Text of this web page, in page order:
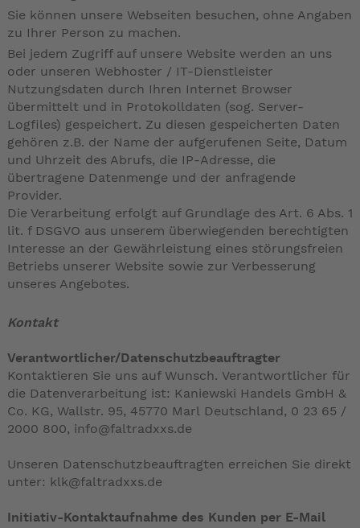
Sie können unsere Webseiten besuchen, ohne Angaben
zu Ihrer Person zu machen.
Bei jedem Zugriff auf unsere Website werden an uns
oder unseren Webhoster / IT-Dienstleister
Nutzungsdaten durch Ihren Internet Browser
übermittelt und in Protokolldaten (sog. Server-
Logfiles) gespeichert. Zu diesen gespeicherten Daten
gehören z.B. der Name der aufgerufenen Seite, Datum
und Uhrzeit des Abrufs, die IP-Adresse, die
übertragene Datenmenge und der anfragende
Provider.
Die Verarbeitung erfolgt auf Grundlage des Art. 6 Abs. 1
lit. f DSGVO aus unserem überwiegenden berechtigten
Interesse an der Gewährleistung eines störungsfreien
Betriebs unserer Website sowie zur Verbesserung
unseres Angebotes.
Kontakt
Verantwortlicher/Datenschutzbeauftragter
Kontaktieren Sie uns auf Wunsch. Verantwortlicher für
die Datenverarbeitung ist: Kaniewski Handels GmbH &
Co. KG, Wallstr. 95, 45770 Marl Deutschland, 0 23 65 /
2000 800, info@faltradxxs.de
Unseren Datenschutzbeauftragten erreichen Sie direkt
unter: klk@faltradxxs.de
Initiativ-Kontaktaufnahme des Kunden per E-Mail